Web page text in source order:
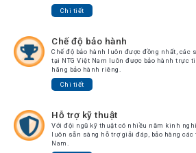
Chi tiết
Chế độ bảo hành
Chế độ bảo hành luôn được đồng nhất, các
tại NTG Việt Nam luôn được bảo hành trực
hãng bảo hành riêng.
Chi tiết
Hỗ trợ kỹ thuật
Với đội ngũ kỹ thuật có nhiều năm kinh
luôn sẵn sàng hỗ trợ giải đáp, bảo hàng
Nam.